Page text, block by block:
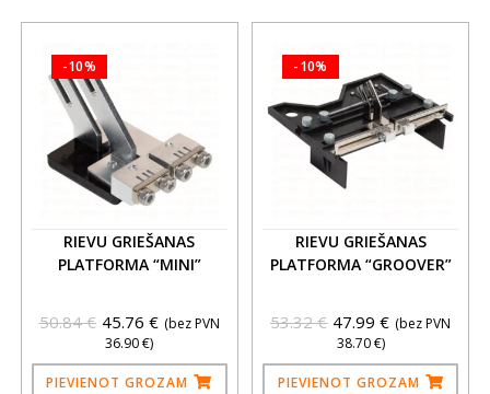
-10%
RIEVU GRIEŠANAS
PLATFORMA “MINI”
50.84€ 45.76 € (bez PVN
36.90€)
PIEVIENOT GROZAM
-10%
RIEVU GRIEŠANAS
PLATFORMA “GROOVER”
53.32€ 47.99€ (bez PVN
38.70€)
PIEVIENOT GROZAM